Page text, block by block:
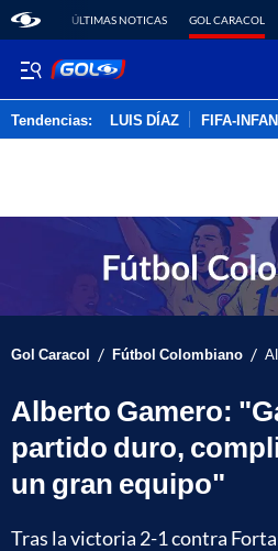
ÚLTIMAS NOTICAS GOL CARACOL
Tendencias: LUIS DÍAZ FIFA-
Gol Caracol / Fútbol Colombiano /
Alberto Gamero:
partido duro,
un gran equipo"
Tras la victoria 2-1 contra